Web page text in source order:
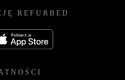
REFURBED